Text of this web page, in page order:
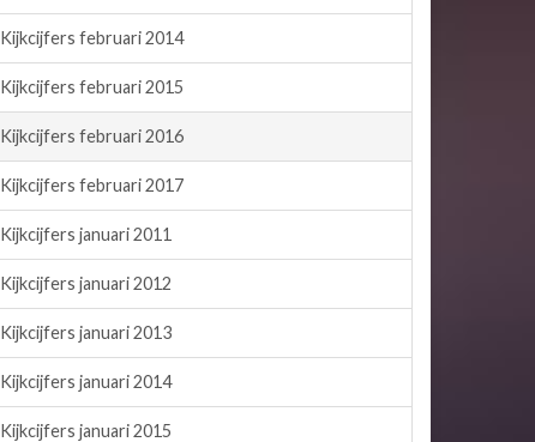
Kijkcijfers februari 2014
Kijkcijfers februari 2015
Kijkcijfers februari 2016
Kijkcijfers februari 2017
Kijkcijfers januari 2011
Kijkcijfers januari 2012
Kijkcijfers januari 2013
Kijkcijfers januari 2014
Kijkcijfers januari 2015